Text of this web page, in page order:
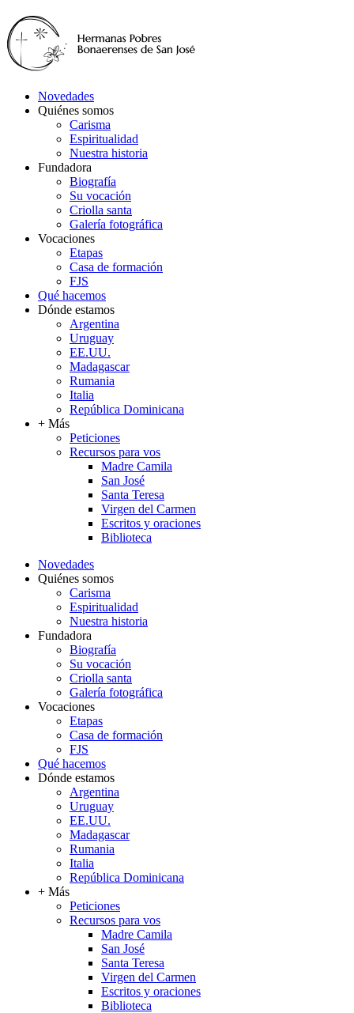
Novedades
Quiénes somos
Carisma
Espiritualidad
Nuestra historia
Fundadora
Biografía
Su vocación
Criolla santa
Galería fotográfica
Vocaciones
Etapas
Casa de formación
FJS
Qué hacemos
Dónde estamos
Argentina
Uruguay
EE.UU.
Madagascar
Rumania
Italia
República Dominicana
+ Más
Peticiones
Recursos para vos
Madre Camila
San José
Santa Teresa
Virgen del Carmen
Escritos y oraciones
Biblioteca
Novedades
Quiénes somos
Carisma
Espiritualidad
Nuestra historia
Fundadora
Biografía
Su vocación
Criolla santa
Galería fotográfica
Vocaciones
Etapas
Casa de formación
FJS
Qué hacemos
Dónde estamos
Argentina
Uruguay
EE.UU.
Madagascar
Rumania
Italia
República Dominicana
+ Más
Peticiones
Recursos para vos
Madre Camila
San José
Santa Teresa
Virgen del Carmen
Escritos y oraciones
Biblioteca